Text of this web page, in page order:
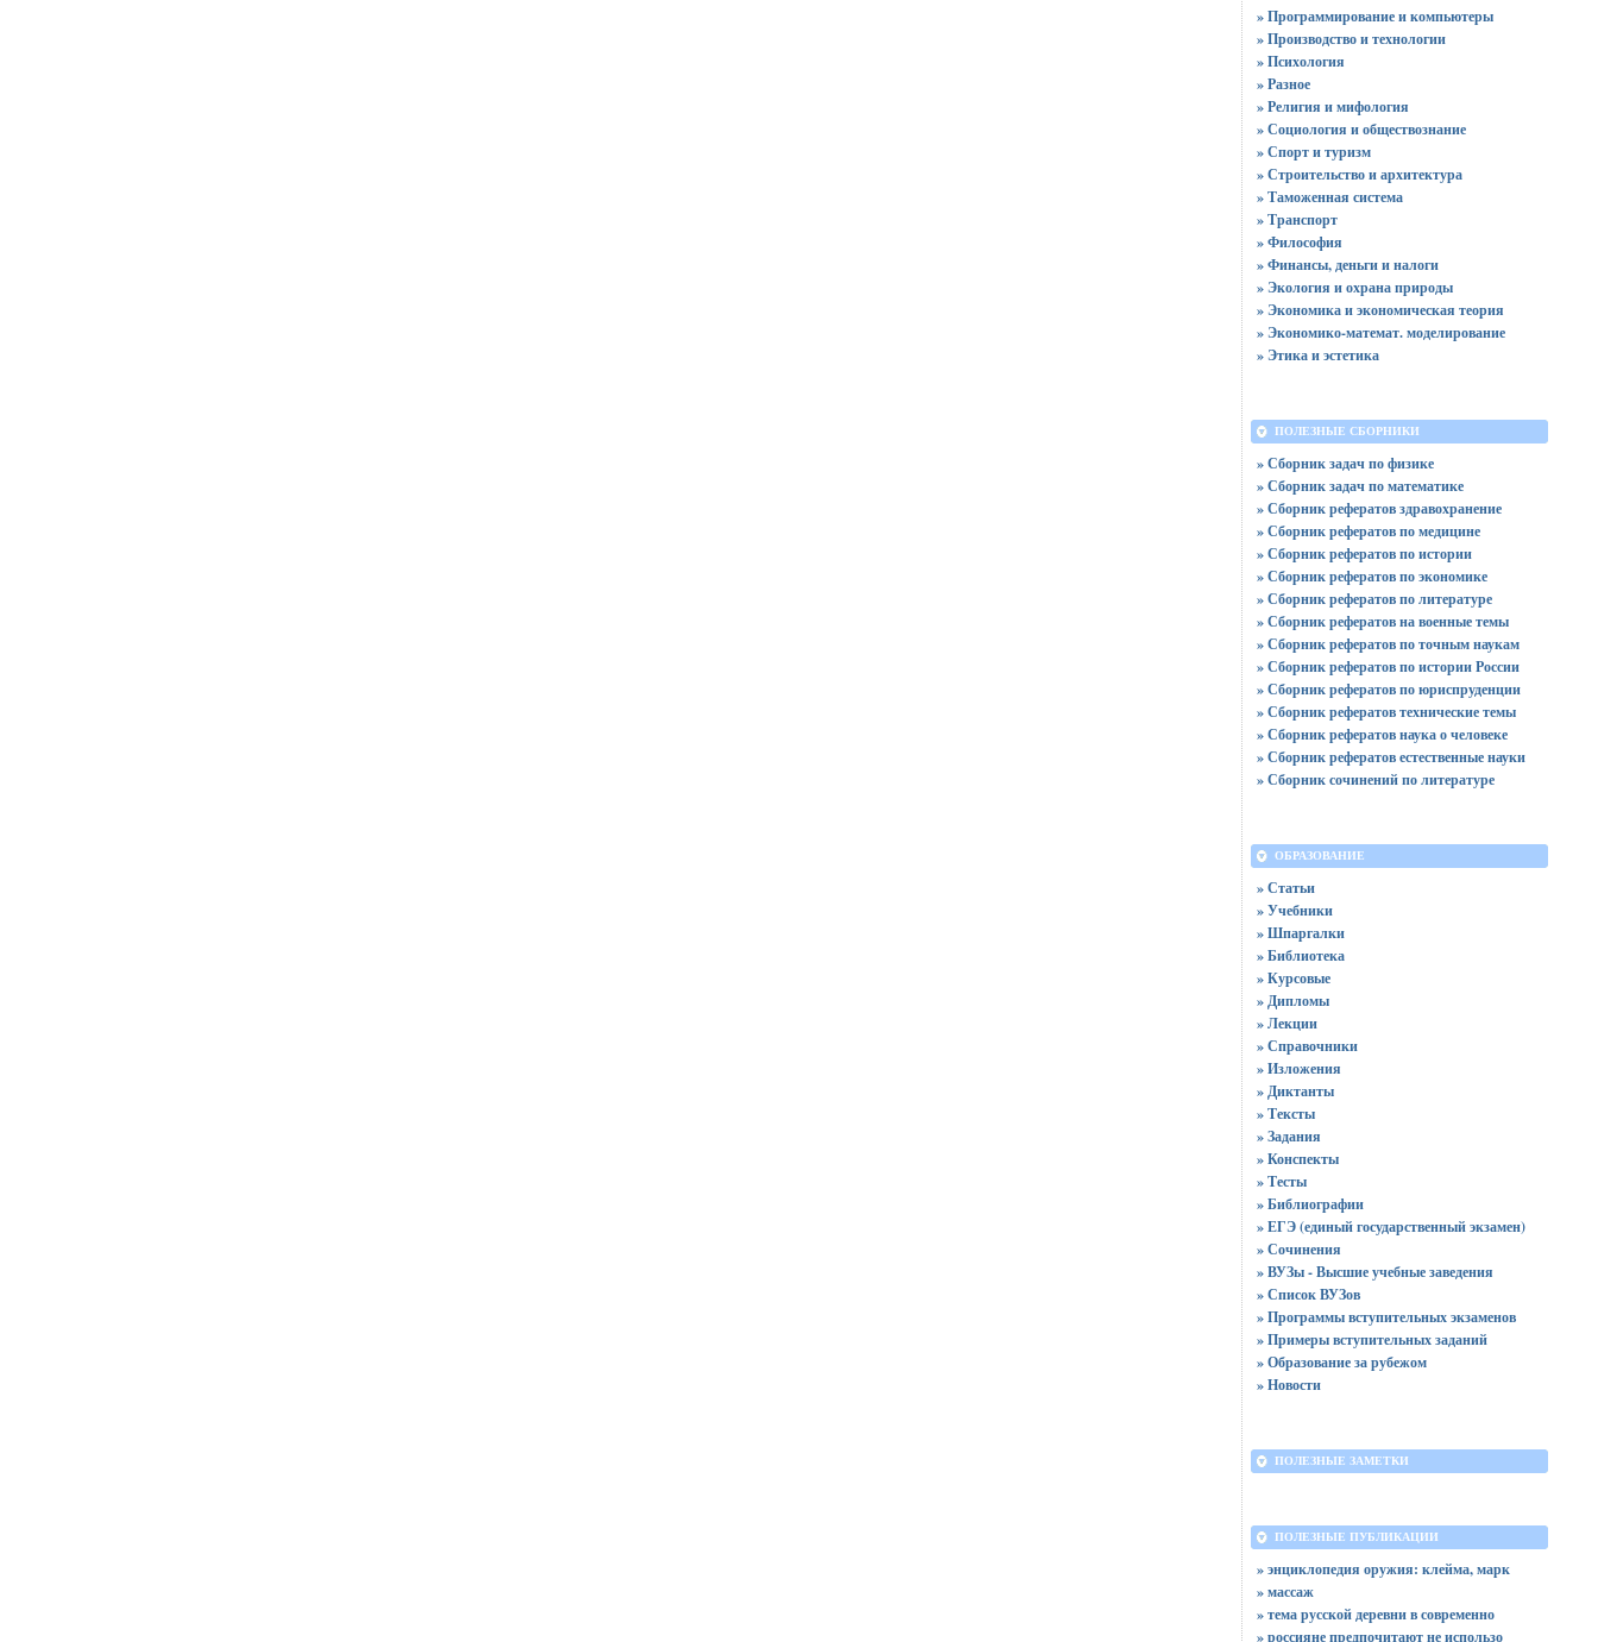
» Программирование и компьютеры
» Производство и технологии
» Психология
» Разное
» Религия и мифология
» Социология и обществознание
» Спорт и туризм
» Строительство и архитектура
» Таможенная система
» Транспорт
» Философия
» Финансы, деньги и налоги
» Экология и охрана природы
» Экономика и экономическая теория
» Экономико-математ. моделирование
» Этика и эстетика
ПОЛЕЗНЫЕ СБОРНИКИ
» Сборник задач по физике
» Сборник задач по математике
» Сборник рефератов здравохранение
» Сборник рефератов по медицине
» Сборник рефератов по истории
» Сборник рефератов по экономике
» Сборник рефератов по литературе
» Сборник рефератов на военные темы
» Сборник рефератов по точным наукам
» Сборник рефератов по истории России
» Сборник рефератов по юриспруденции
» Сборник рефератов технические темы
» Сборник рефератов наука о человеке
» Сборник рефератов естественные науки
» Сборник сочинений по литературе
ОБРАЗОВАНИЕ
» Статьи
» Учебники
» Шпаргалки
» Библиотека
» Курсовые
» Дипломы
» Лекции
» Справочники
» Изложения
» Диктанты
» Тексты
» Задания
» Конспекты
» Тесты
» Библиографии
» ЕГЭ (единый государственный экзамен)
» Сочинения
» ВУЗы - Высшие учебные заведения
» Список ВУЗов
» Программы вступительных экзаменов
» Примеры вступительных заданий
» Образование за рубежом
» Новости
ПОЛЕЗНЫЕ ЗАМЕТКИ
ПОЛЕЗНЫЕ ПУБЛИКАЦИИ
» энциклопедия оружия: клейма, марк
» массаж
» тема русской деревни в современно
» россияне предпочитают не использо